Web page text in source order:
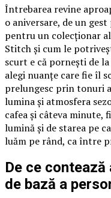
Întrebarea revine
o aniversare, de un
pentru un colecționar
Stitch și cum le
scurt e că pornești de
alegi nuanțe care fie îl
prelungesc prin tonuri
lumina și atmosfera
cafea și câteva minute,
lumină și de starea pe
luăm pe rând, ca între
De ce
de bază a